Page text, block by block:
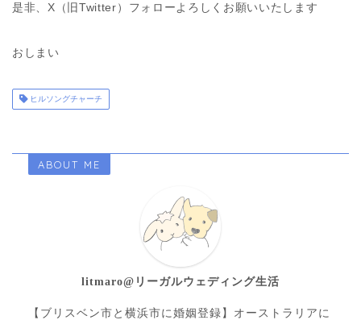
是非、X（旧Twitter）フォローよろしくお願いいたします
おしまい
ヒルソングチャーチ
ABOUT ME
litmaro@リーガルウェディング生活
【ブリスベン市と横浜市に婚姻登録】オーストラリアに